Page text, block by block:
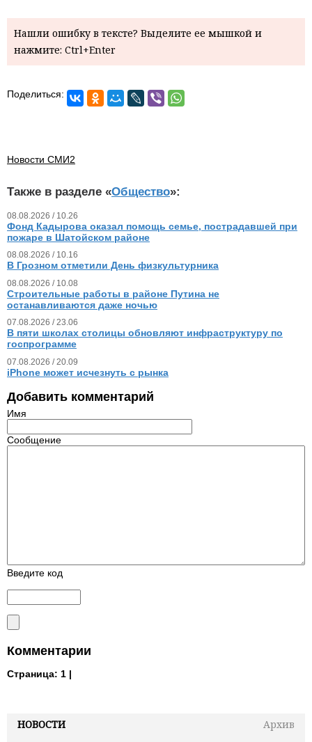
НОВОСТИ
Архив
Нашли ошибку в тексте? Выделите ее мышкой и
нажмите: Ctrl+Enter
Поделиться:
Новости СМИ2
Также в разделе «Общество»:
08.08.2026 / 10.26
Фонд Кадырова оказал помощь семье, пострадавшей при
пожаре в Шатойском районе
08.08.2026 / 10.16
В Грозном отметили День физкультурника
08.08.2026 / 10.08
Строительные работы в районе Путина не
останавливаются даже ночью
07.08.2026 / 23.06
В пяти школах столицы обновляют инфраструктуру по
госпрограмме
07.08.2026 / 20.09
iPhone может исчезнуть с рынка
Добавить комментарий
Имя
Сообщение
Введите код
Комментарии
Страница: 1 |